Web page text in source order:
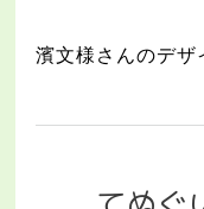
濱文様さんのデザ